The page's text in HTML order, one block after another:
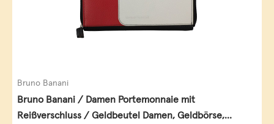
Bruno Banani
Bruno Banani / Damen Portemonnaie mit
Reißverschluss / Geldbeutel Damen, Geldbörse,